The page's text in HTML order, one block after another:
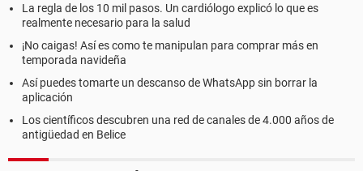
La regla de los 10 mil pasos. Un cardiólogo explicó lo que es
realmente necesario para la salud
¡No caigas! Así es como te manipulan para comprar más en
temporada navideña
Así puedes tomarte un descanso de WhatsApp sin borrar la
aplicación
Los científicos descubren una red de canales de 4.000 años de
antigüedad en Belice